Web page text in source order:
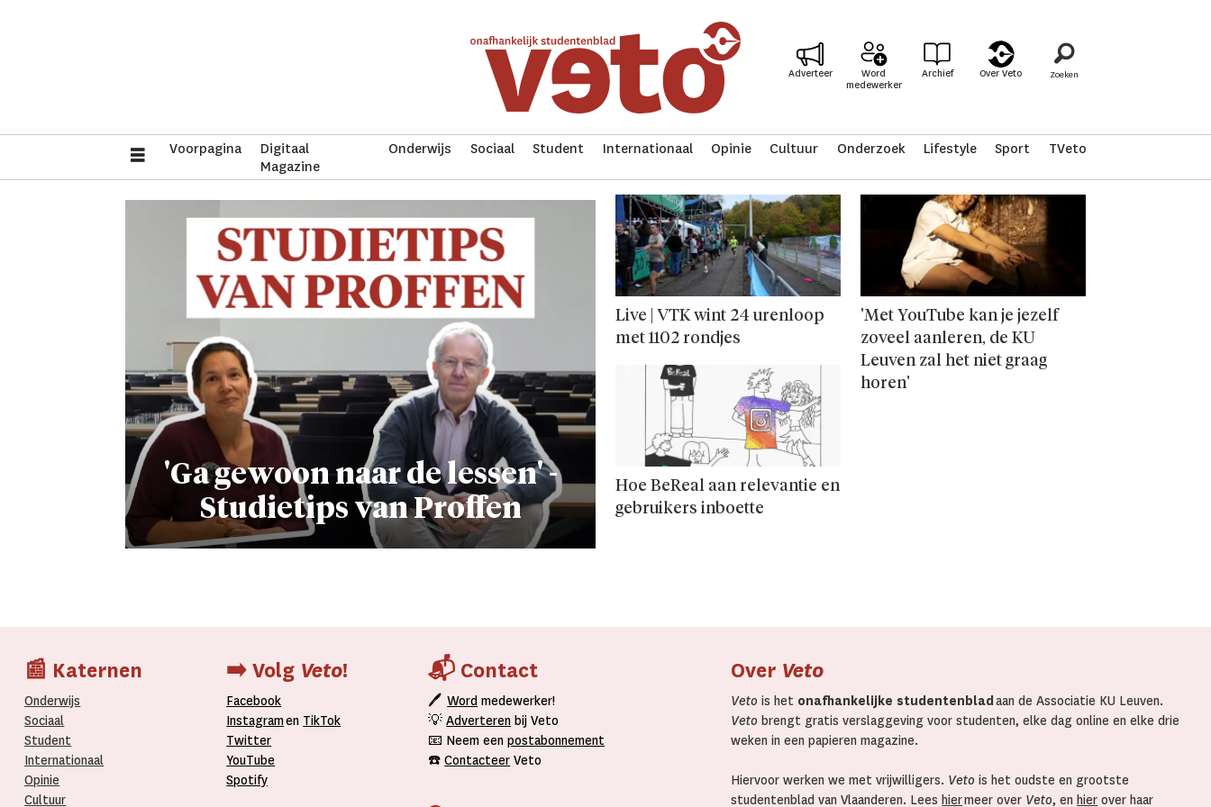
Adverteer
Word
medewerker
Archief Over Veto
Voorpagina
Digitaal
Magazine
Onderwijs Sociaal Student Internationaal Opinie Cultuur Onderzoek Lifestyle Sport TVeto
'Ga gewoon naar de lessen' -
Studietips van Proffen
Live | VTK wint 24 urenloop
met 1102 rondjes
Hoe BeReal aan relevantie en
gebruikers inboette
'Met YouTube kan je jezelf
zoveel aanleren, de KU
Leuven zal het niet graag
horen'
📰 Katernen
Onderwijs
Sociaal
Student
Internationaal­
Opinie
Cultuur
➡️ Volg Veto!
Facebook
Instagramen TikTok
Twitter
YouTube
Spotify
📬 Contact
🖊Word medewerker!
💡Adverteren bij Veto
📧 Neem eenpostabonnement
☎️Contacteer Veto
Over Veto
Veto is het onafhankelijke studentenblad aan de Associatie KU Leuven.
Veto brengt gratis verslaggeving voor studenten, elke dag online en elke drie
weken in een papieren magazine.
Hiervoor werken we met vrijwilligers. Veto is het oudste en grootste
studentenblad van Vlaanderen. Lees hiermeer over Veto, en hier over haar